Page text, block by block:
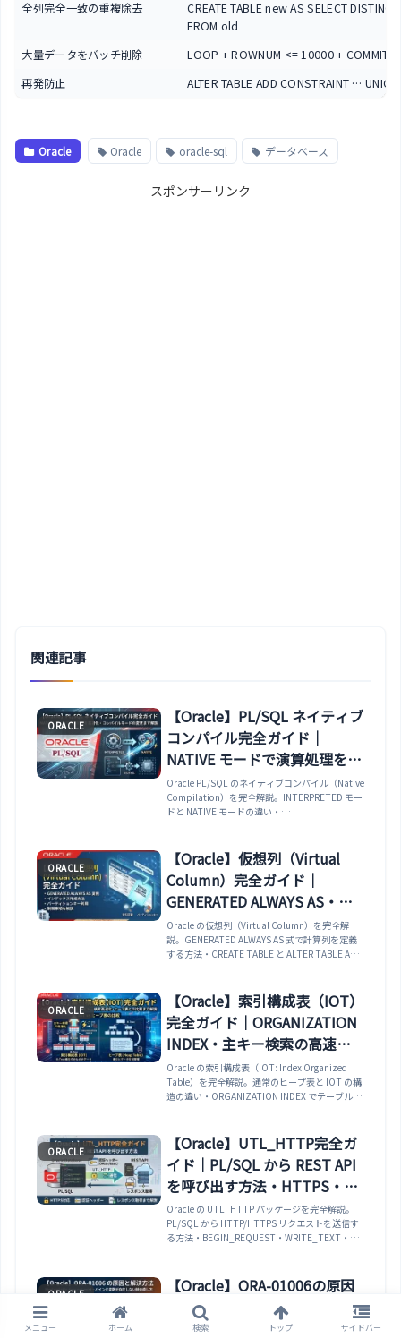
全列完全一致の重複除去
CREATE TABLE new AS SELECT
FROM old
大量データをバッチ削除
LOOP + ROWNUM <= 10000 + COMMIT
再発防止
ALTER TABLE ADD CONSTRAINT …
Oracle Oracle oracle-sql データベース
スポンサーリンク
関連記事
ORACLE
【Oracle】PL/SQL ネイティブ
コンパイル完全ガイド｜
NATIVE モードで演算処理を高
速化・コンパイルモードの変
更まで解説
Oracle PL/SQL のネイティブコンパイル（Native
Compilation）を完全解説。INTERPRETED モー
ドと NATIVE モードの違い・
PACKAGE を使って既存コードを NATIVE に再コ
ンパイルする手順・ネイティブコンパイルが効果
的な処理（数値演算・ループ）と効果が薄い処理
（SQL 主体）・
DBA_PLSQL_OBJECT_SETTINGS でコンパイル
モードを確認する方法まで解説します。
ORACLE
【Oracle】仮想列（Virtual
Column）完全ガイド｜
GENERATED ALWAYS AS・イ
ンデックス・パーティション
キー・制限事項まで実例で解
説
Oracle の仮想列（Virtual Column）を完全解
説。GENERATED ALWAYS AS 式で計算列を定義
する方法・CREATE TABLE と ALTER TABLE ADD
スとの比較）・パーティションキーとしての利
用・USER_TAB_COLS での確認・使用できない
型や式の制限事項まで実例で解説します。
ORACLE
【Oracle】索引構成表（IOT）
完全ガイド｜ORGANIZATION
INDEX・主キー検索の高速
化・ヒープ表との比較まで解
説
Oracle の索引構成表（IOT: Index Organized
Table）を完全解説。通常のヒープ表と IOT の構
造の違い・ORGANIZATION INDEX でテーブルを
主キーによるポイント検索を高速化できる仕組み
と適切なユースケース・二次索引（セカンダリイ
ンデックス）の作成と論理ROWIDの特性まで実
例で解説します。
ORACLE
【Oracle】UTL_HTTP完全ガ
イド｜PL/SQL から REST API
を呼び出す方法・HTTPS・認
証ヘッダー・レスポンス取得
まで解説
Oracle の UTL_HTTP パッケージを完全解説。
PL/SQL から HTTP/HTTPS リクエストを送信す
る方法・BEGIN_REQUEST・WRITE_TEXT・
方法・Authorization ヘッダーによる API 認証・
HTTPS 接続に必要な Oracle ウォレットの設定・
タイムアウト設定と END_RESPONSE の正しい後
処理まで実例で解説します。
ORACLE
【Oracle】ORA-01006の原因
と解決方法｜bind variable
does not exist・バインド変数
メニュー ホーム 検索 トップ サイドバー